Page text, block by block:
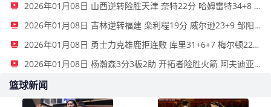
2026年01月08日 山西逆转险胜天津 奈特22分 哈姆雷特34+8 林庭谦12分
2026年01月08日 吉林逆转福建 栾利程19分 威尔逊23+9 邹阳16+13
2026年01月08日 勇士力克雄鹿拒连败 库里31+6+7 梅尔顿22分 字母哥34+10+5
2026年01月08日 杨瀚森3分3板2助 开拓者险胜火箭 阿夫迪亚41分&伊森绝杀超时
篮球新闻